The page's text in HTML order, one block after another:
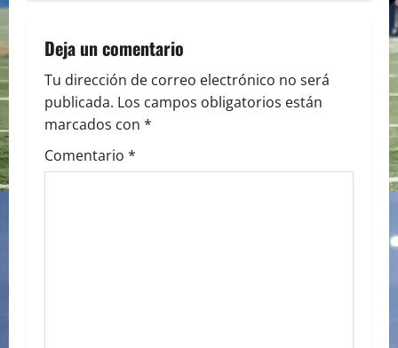
a
v
i
g
Deja un comentario
Tu dirección de correo electrónico no será
publicada. Los campos obligatorios están
marcados con *
Comentario *